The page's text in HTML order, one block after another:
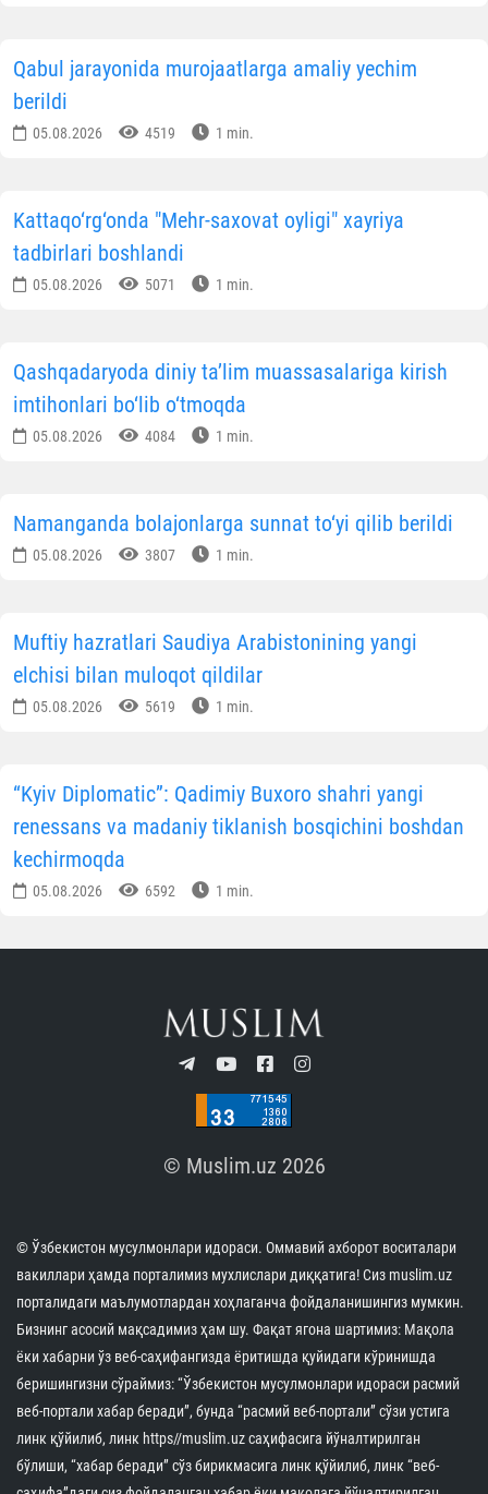
Qabul jarayonida murojaatlarga amaliy yechim
berildi
05.08.2026 4519 1 min.
Kattaqo‘rg‘onda "Mehr-saxovat oyligi" xayriya
tadbirlari boshlandi
05.08.2026 5071 1 min.
Qashqadaryoda diniy ta’lim muassasalariga kirish
imtihonlari bo‘lib o‘tmoqda
05.08.2026 4084 1 min.
Namanganda bolajonlarga sunnat to‘yi qilib berildi
05.08.2026 3807 1 min.
Muftiy hazratlari Saudiya Arabistonining yangi
elchisi bilan muloqot qildilar
05.08.2026 5619 1 min.
“Kyiv Diplomatic”: Qadimiy Buxoro shahri yangi
renessans va madaniy tiklanish bosqichini boshdan
kechirmoqda
05.08.2026 6592 1 min.
© Muslim.uz 2026
© Ўзбекистон мусулмонлари идораси. Оммавий ахборот воситалари
вакиллари ҳамда порталимиз мухлислари диққатига! Сиз muslim.uz
порталидаги маълумотлардан хоҳлаганча фойдаланишингиз мумкин.
Бизнинг асосий мақсадимиз ҳам шу. Фақат ягона шартимиз: Мақола
ёки хабарни ўз веб-саҳифангизда ёритишда қуйидаги кўринишда
беришингизни сўраймиз: “Ўзбекистон мусулмонлари идораси расмий
веб-портали хабар беради”, бунда “расмий веб-портали” сўзи устига
линк қўйилиб, линк https//muslim.uz саҳифасига йўналтирилган
бўлиши, “хабар беради” сўз бирикмасига линк қўйилиб, линк “веб-